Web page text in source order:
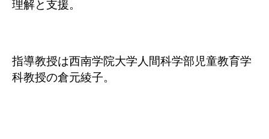
理解と支援。
指導教授は西南学院大学人間科学部児童教育学
科教授の倉元綾子。